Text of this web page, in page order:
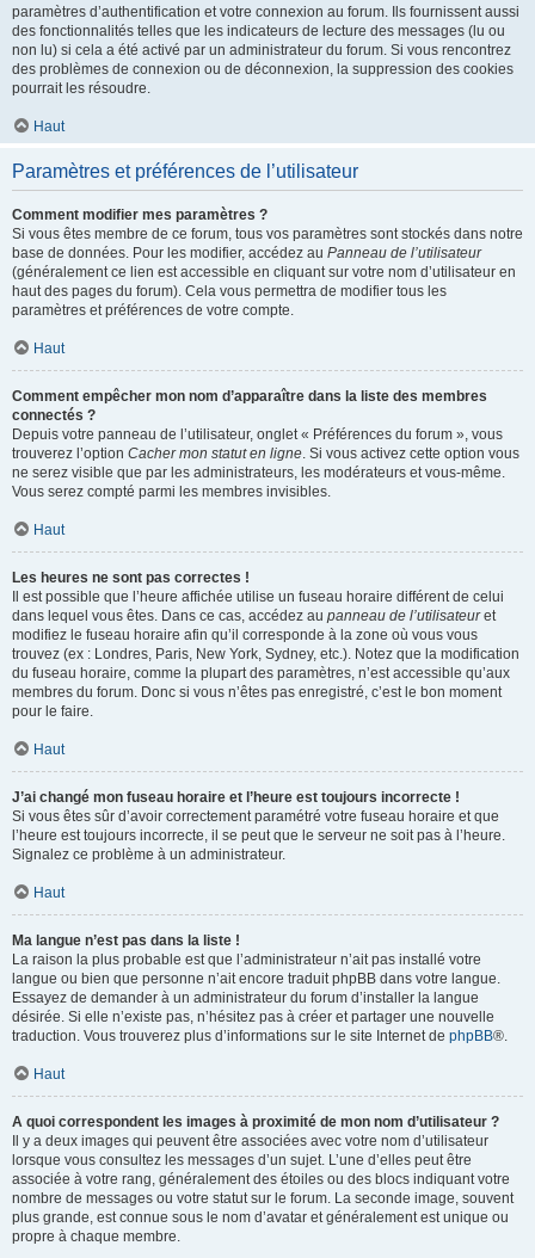
paramètres d’authentification et votre connexion au forum. Ils fournissent aussi
des fonctionnalités telles que les indicateurs de lecture des messages (lu ou
non lu) si cela a été activé par un administrateur du forum. Si vous rencontrez
des problèmes de connexion ou de déconnexion, la suppression des cookies
pourrait les résoudre.
Haut
Paramètres et préférences de l’utilisateur
Comment modifier mes paramètres ?
Si vous êtes membre de ce forum, tous vos paramètres sont stockés dans notre
base de données. Pour les modifier, accédez au Panneau de l’utilisateur
(généralement ce lien est accessible en cliquant sur votre nom d’utilisateur en
haut des pages du forum). Cela vous permettra de modifier tous les
paramètres et préférences de votre compte.
Haut
Comment empêcher mon nom d’apparaître dans la liste des membres
connectés ?
Depuis votre panneau de l’utilisateur, onglet « Préférences du forum », vous
trouverez l’option Cacher mon statut en ligne. Si vous activez cette option vous
ne serez visible que par les administrateurs, les modérateurs et vous-même.
Vous serez compté parmi les membres invisibles.
Haut
Les heures ne sont pas correctes !
Il est possible que l’heure affichée utilise un fuseau horaire différent de celui
dans lequel vous êtes. Dans ce cas, accédez au panneau de l’utilisateuret
modifiez le fuseau horaire afin qu’il corresponde à la zone où vous vous
trouvez (ex : Londres, Paris, New York, Sydney, etc.). Notez que la modification
du fuseau horaire, comme la plupart des paramètres, n’est accessible qu’aux
membres du forum. Donc si vous n’êtes pas enregistré, c’est le bon moment
pour le faire.
Haut
J’ai changé mon fuseau horaire et l’heure est toujours incorrecte !
Si vous êtes sûr d’avoir correctement paramétré votre fuseau horaire et que
l’heure est toujours incorrecte, il se peut que le serveur ne soit pas à l’heure.
Signalez ce problème à un administrateur.
Haut
Ma langue n’est pas dans la liste !
La raison la plus probable est que l’administrateur n’ait pas installé votre
langue ou bien que personne n’ait encore traduit phpBB dans votre langue.
Essayez de demander à un administrateur du forum d’installer la langue
désirée. Si elle n’existe pas, n’hésitez pas à créer et partager une nouvelle
traduction. Vous trouverez plus d’informations sur le site Internet de phpBB®.
Haut
A quoi correspondent les images à proximité de mon nom d’utilisateur ?
Il y a deux images qui peuvent être associées avec votre nom d’utilisateur
lorsque vous consultez les messages d’un sujet. L’une d’elles peut être
associée à votre rang, généralement des étoiles ou des blocs indiquant votre
nombre de messages ou votre statut sur le forum. La seconde image, souvent
plus grande, est connue sous le nom d’avatar et généralement est unique ou
propre à chaque membre.